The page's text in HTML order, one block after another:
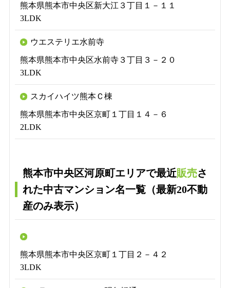
熊本県熊本市中央区新大江３丁目１－１１
3LDK
ウエステリエ水前寺
熊本県熊本市中央区水前寺３丁目３－２０
3LDK
スカイハイツ熊本Ｃ棟
熊本県熊本市中央区京町１丁目１４－６
2LDK
熊本市中央区河原町エリアで最近販売さ
れた中古マンション名一覧（最新20不動
産のみ表示）
熊本県熊本市中央区京町１丁目２－４２
3LDK